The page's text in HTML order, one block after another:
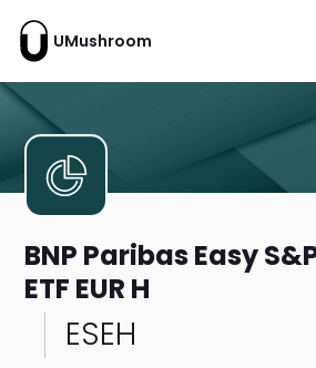
UMushroom
BNP Paribas Easy
ETF EUR H
ESEH